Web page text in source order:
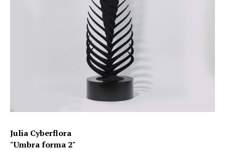
Julia Cyberflora
"Umbra forma 2"